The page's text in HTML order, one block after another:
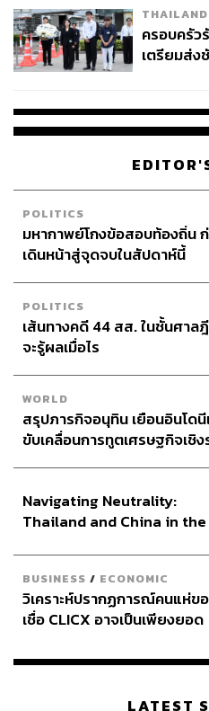
ลดความถี่ของความขัดแย้งบริเ
บางส่วน
อย่างไรก็ตาม แนวทางดังกล่าว
รวมควบคู่กันไปด้วย เนื่องจาก
เปลี่ยนถ่ายการเดินทางที่เพิ่มขึ้
เวลาในการเดินทางและความ
ดังนั้นในระยะยาวการแก้ไขปั
ความเสี่ยงของจุดตัด และกา
กันระหว่างระบบถนนและระบบ
ศักยภาพของระบบขนส่งทางรา
TAGS: การรถไฟแห่งประเทศไทย
มหาวิทยาลัยธรรมศาสตร์
ABOUT
กองบรรณา
THAILAND
ครอบครัว
เตรียมส่ง
POLITICS
มหากาพย์โกงข้อสอบท้องถิ่น
เดินหน้าสู่จุดจบในสัปดาห์นี้
POLITICS
เส้นทางคดี 44 สส. ในชั้นศาล
จะรู้ผลเมื่อไร
WORLD
สรุปภารกิจอนุทิน เยือนอินโดนี
ขับเคลื่อนการทูตเศรษฐกิจเชิง
Navigating Neutrality:
Thailand and China in
BUSINESS / ECONOMIC
วิเคราะห์ปรากฏการณ์คนแห่ข
เชื่อ CLICX อาจเป็นเพียงยอด
เรือนไทยที่ถูกซุกไว้
LATEST